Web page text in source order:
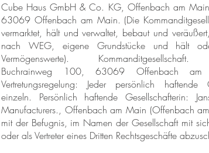
Cube Haus GmbH & Co. KG, Offenbach am
63069 Offenbach am Main. (Die
vermarktet, hält und verwaltet, bebaut und
nach WEG, eigene Grundstücke und hält
Vermögenswerte). Kommanditgesellschaft.
Buchrainweg 100, 63069 Offenbach am
Vertretungsregelung: Jeder persönlich haftende
einzeln. Persönlich haftende Gesellschafterin:
Manufacturers., Offenbach am Main (Offenbach
mit der Befugnis, im Namen der Gesellschaft mit
oder als Vertreter eines Dritten Rechtsgeschäfte